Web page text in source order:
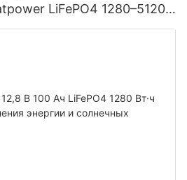
LiFePO4 1280–5120